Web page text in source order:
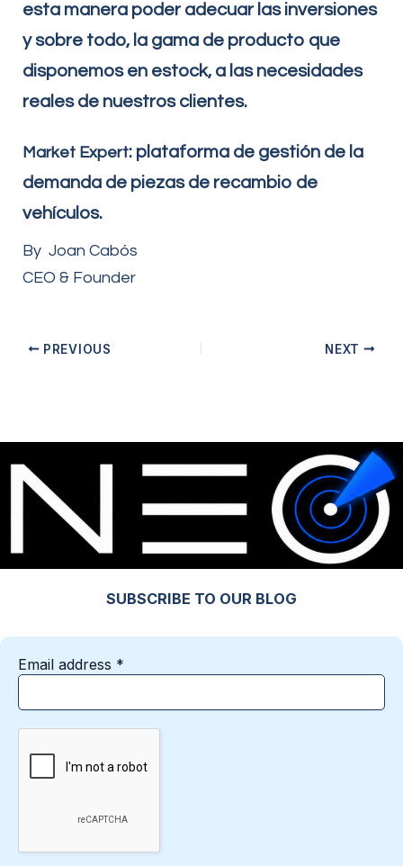
esta manera poder adecuar las inversiones
y sobre todo, la gama de producto que
disponemos en estock, a las necesidades
reales de nuestros clientes.
Market Expert: plataforma de gestión de la
demanda de piezas de recambio de
vehículos.
By Joan Cabós
CEO & Founder
PREVIOUS NEXT
SUBSCRIBE TO OUR BLOG
Email address *